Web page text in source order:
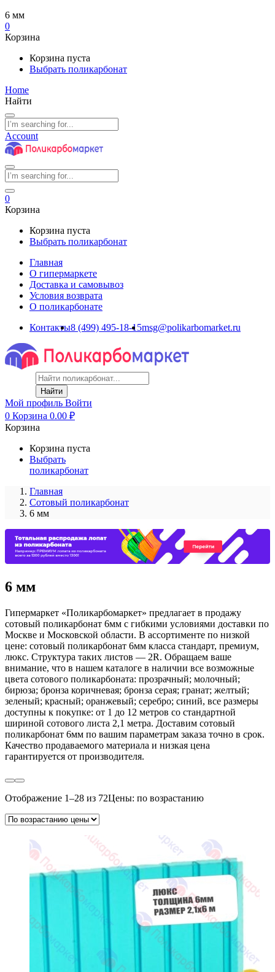
6 мм
0
Корзина
Корзина пуста
Выбрать поликарбонат
Home
Найти
Account
0
Корзина
Корзина пуста
Выбрать поликарбонат
Главная
О гипермаркете
Доставка и самовывоз
Условия возврата
О поликарбонате
Контакты8 (499) 495-18-15msg@polikarbomarket.ru
Найти
Мой профиль Войти
0 Корзина 0.00 ₽
Корзина
Корзина пуста
Выбрать
поликарбонат
Главная
Сотовый поликарбонат
6 мм
6 мм
Гипермаркет «Поликарбомаркет» предлагает в продажу
сотовый поликарбонат 6мм с гибкими условиями доставки по
Москве и Московской области. В ассортименте по низкой
цене: сотовый поликарбонат 6мм класса стандарт, премиум,
люкс. Структура таких листов — 2R. Обращаем ваше
внимание, что в нашем каталоге в наличии все возможные
цвета сотового поликарбоната: прозрачный; молочный;
бирюза; бронза коричневая; бронза серая; гранат; желтый;
зеленый; красный; оранжевый; серебро; синий, все размеры
доступны к покупке: от 1 до 12 метров со стандартной
шириной сотового листа 2,1 метра. Доставим сотовый
поликарбонат 6мм по вашим параметрам заказа точно в срок.
Качество продаваемого материала и низкая цена
гарантируется от производителя.
Отображение 1–28 из 72Цены: по возрастанию